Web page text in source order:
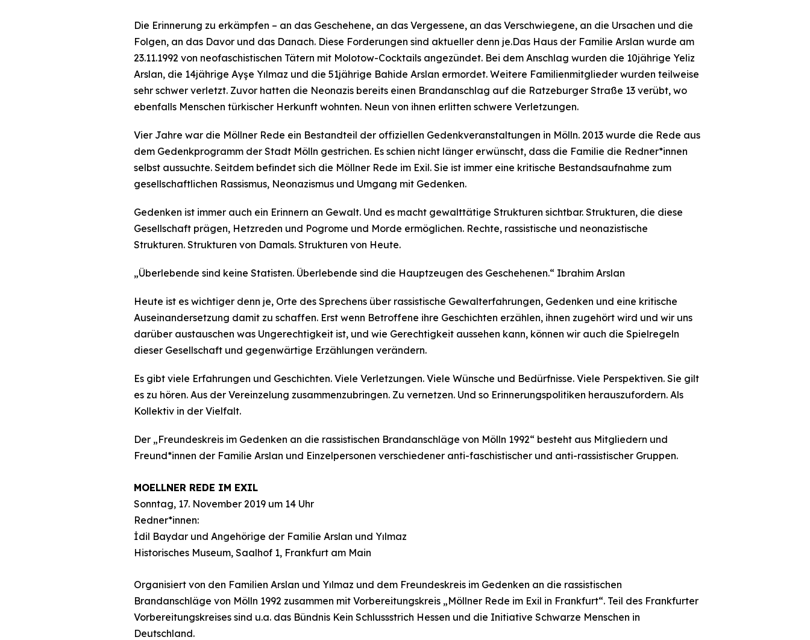
Die Erinnerung zu erkämpfen – an das Geschehene, an das Vergessene, an das Verschwiegene, an die Ursachen und die
Folgen, an das Davor und das Danach. Diese Forderungen sind aktueller denn je.Das Haus der Familie Arslan wurde am
23.11.1992 von neofaschistischen Tätern mit Molotow-Cocktails angezündet. Bei dem Anschlag wurden die 10jährige Yeliz
Arslan, die 14jährige Ayşe Yılmaz und die 51jährige Bahide Arslan ermordet. Weitere Familienmitglieder wurden teilweise
sehr schwer verletzt. Zuvor hatten die Neonazis bereits einen Brandanschlag auf die Ratzeburger Straße 13 verübt, wo
ebenfalls Menschen türkischer Herkunft wohnten. Neun von ihnen erlitten schwere Verletzungen.
Vier Jahre war die Möllner Rede ein Bestandteil der offiziellen Gedenkveranstaltungen in Mölln. 2013 wurde die Rede aus
dem Gedenkprogramm der Stadt Mölln gestrichen. Es schien nicht länger erwünscht, dass die Familie die Redner*innen
selbst aussuchte. Seitdem befindet sich die Möllner Rede im Exil. Sie ist immer eine kritische Bestandsaufnahme zum
gesellschaftlichen Rassismus, Neonazismus und Umgang mit Gedenken.
Gedenken ist immer auch ein Erinnern an Gewalt. Und es macht gewalttätige Strukturen sichtbar. Strukturen, die diese
Gesellschaft prägen, Hetzreden und Pogrome und Morde ermöglichen. Rechte, rassistische und neonazistische
Strukturen. Strukturen von Damals. Strukturen von Heute.
„Überlebende sind keine Statisten. Überlebende sind die Hauptzeugen des Geschehenen.“ Ibrahim Arslan
Heute ist es wichtiger denn je, Orte des Sprechens über rassistische Gewalterfahrungen, Gedenken und eine kritische
Auseinandersetzung damit zu schaffen. Erst wenn Betroffene ihre Geschichten erzählen, ihnen zugehört wird und wir uns
darüber austauschen was Ungerechtigkeit ist, und wie Gerechtigkeit aussehen kann, können wir auch die Spielregeln
dieser Gesellschaft und gegenwärtige Erzählungen verändern.
Es gibt viele Erfahrungen und Geschichten. Viele Verletzungen. Viele Wünsche und Bedürfnisse. Viele Perspektiven. Sie gilt
es zu hören. Aus der Vereinzelung zusammenzubringen. Zu vernetzen. Und so Erinnerungspolitiken herauszufordern. Als
Kollektiv in der Vielfalt.
Der „Freundeskreis im Gedenken an die rassistischen Brandanschläge von Mölln 1992“ besteht aus Mitgliedern und
Freund*innen der Familie Arslan und Einzelpersonen verschiedener anti-faschistischer und anti-rassistischer Gruppen.
MOELLNER REDE IM EXIL
Sonntag, 17. November 2019 um 14 Uhr
Redner*innen:
İdil Baydar und Angehörige der Familie Arslan und Yılmaz
Historisches Museum, Saalhof 1, Frankfurt am Main
Organisiert von den Familien Arslan und Yılmaz und dem Freundeskreis im Gedenken an die rassistischen
Brandanschläge von Mölln 1992 zusammen mit Vorbereitungskreis „Möllner Rede im Exil in Frankfurt“. Teil des Frankfurter
Vorbereitungskreises sind u.a. das Bündnis Kein Schlussstrich Hessen und die Initiative Schwarze Menschen in
Deutschland.